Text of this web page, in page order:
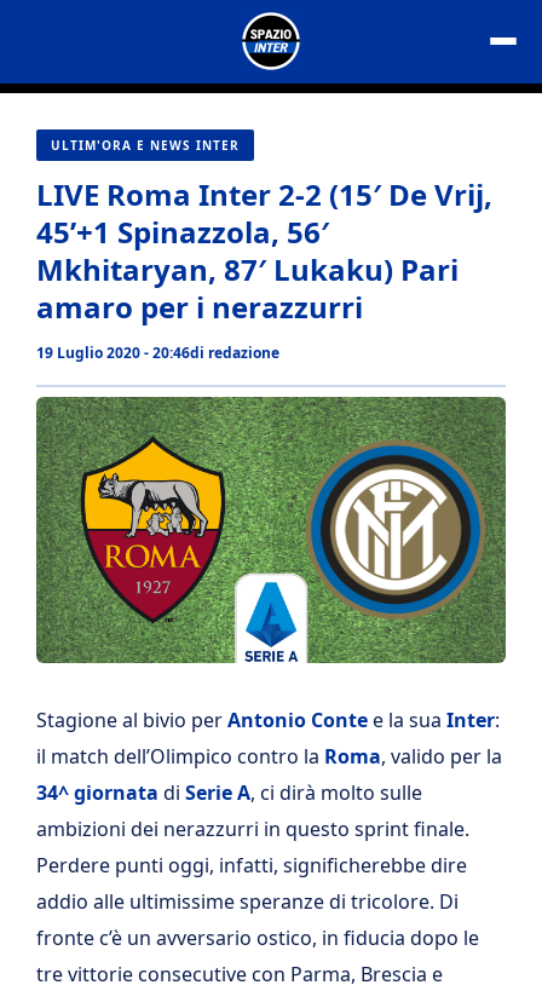
contenuto
ULTIM'ORA E NEWS INTER
LIVE Roma Inter 2-2 (15′ De Vrij,
45’+1 Spinazzola, 56′
Mkhitaryan, 87′ Lukaku) Pari
amaro per i nerazzurri
19 Luglio 2020 - 20:46di redazione
Stagione al bivio perAntonio Contee la sua Inter:
il match dell’Olimpico contro la Roma, valido per la
34^ giornata di Serie A, ci dirà molto sulle
ambizioni dei nerazzurri in questo sprint finale.
Perdere punti oggi, infatti, significherebbe dire
addio alle ultimissime speranze di tricolore. Di
fronte c’è un avversario ostico, in fiducia dopo le
tre vittorie consecutive con Parma, Brescia e